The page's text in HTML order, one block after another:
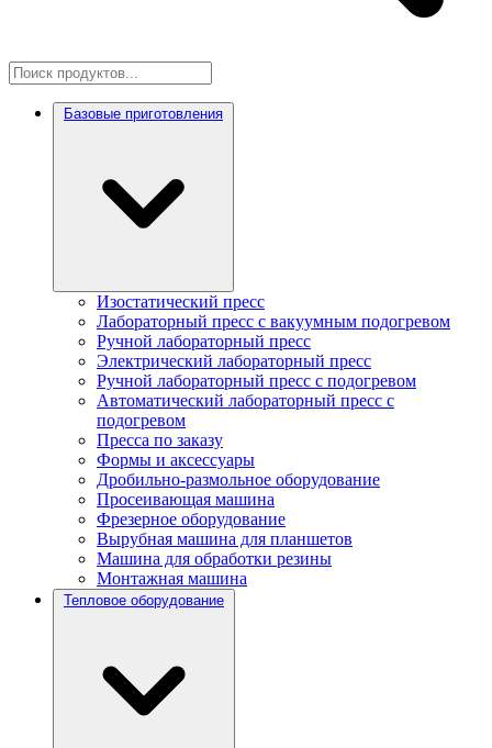
Базовые приготовления
Изостатический пресс
Лабораторный пресс с вакуумным подогревом
Ручной лабораторный пресс
Электрический лабораторный пресс
Ручной лабораторный пресс с подогревом
Автоматический лабораторный пресс с
подогревом
Пресса по заказу
Формы и аксессуары
Дробильно-размольное оборудование
Просеивающая машина
Фрезерное оборудование
Вырубная машина для планшетов
Машина для обработки резины
Монтажная машина
Тепловое оборудование